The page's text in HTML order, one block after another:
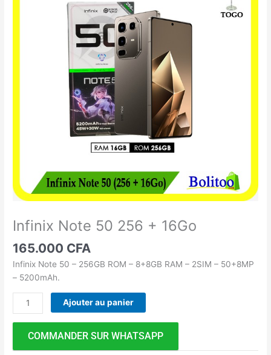
Infinix Note 50 256 + 16Go
165.000 CFA
Infinix Note 50 – 256GB ROM – 8+8GB RAM – 2SIM – 50+8MP
– 5200mAh.
Ajouter au panier
COMMANDER SUR WHATSAPP